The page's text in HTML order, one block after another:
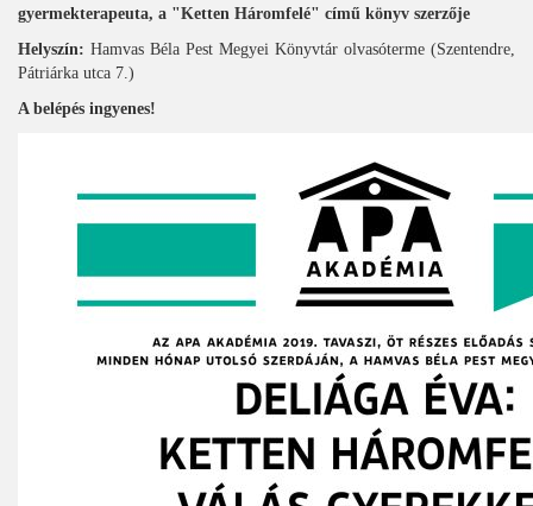
gyermekterapeuta, a "Ketten Háromfelé" című könyv szerzője
Helyszín: Hamvas Béla Pest Megyei Könyvtár olvasóterme (Szentendre,
Pátriárka utca 7.)
A belépés ingyenes!